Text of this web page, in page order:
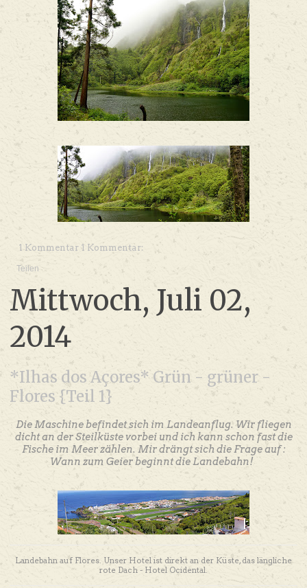
1 Kommentar 1 Kommentar:
Teilen
Mittwoch, Juli 02,
2014
*Ilhas dos Açores* Grün - grüner -
Flores {Teil 1}
Die Maschine befindet sich im Landeanflug. Wir fliegen
dicht an der Steilküste vorbei und ich kann schon fast die
Fische im Meer zählen. Mir drängt sich die Frage auf :
Wann zum Geier beginnt die Landebahn!
Landebahn auf Flores. Unser Hotel ist direkt an der Küste, das längliche
rote Dach - Hotel Ocidental.